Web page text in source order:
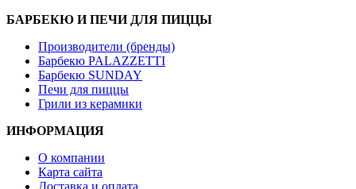
БАРБЕКЮ И ПЕЧИ ДЛЯ ПИЦЦЫ
Производители (бренды)
Барбекю PALAZZETTI
Барбекю SUNDAY
Печи для пиццы
Грили из керамики
ИНФОРМАЦИЯ
О компании
Карта сайта
Доставка и оплата